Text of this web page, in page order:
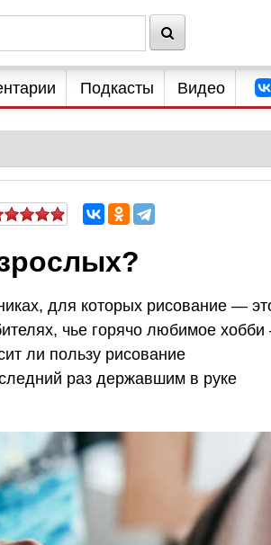
Подкасты Видео
для которых рисование —
чье горячо любимое
ли пользу рисование
раз державшим в руке